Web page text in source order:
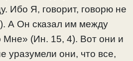
Ибо Я, говорит, говорю не
А Он сказал им между
Мне» (Ин. 15, 4). Вот они и
уразумели они, что все,